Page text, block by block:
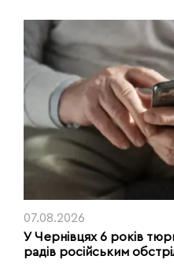
07.08.2026
У Чернівцях 6 років
радів російським